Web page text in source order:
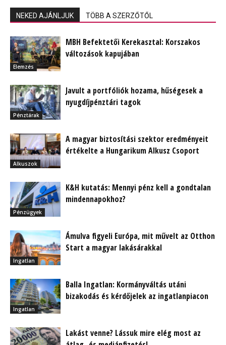
NEKED AJÁNLJUK TÖBB A SZERZŐTŐL
Elemzés
MBH Befektetői Kerekasztal: Korszakos
változások kapujában
Pénztárak
Javult a portfóliók hozama, hűségesek a
nyugdíjpénztári tagok
Alkuszok
A magyar biztosítási szektor eredményeit
értékelte a Hungarikum Alkusz Csoport
Pénzügyek
K&H kutatás: Mennyi pénz kell a gondtalan
mindennapokhoz?
Ingatlan
Ámulva figyeli Európa, mit művelt az Otthon
Start a magyar lakásárakkal
Ingatlan
Balla Ingatlan: Kormányváltás utáni
bizakodás és kérdőjelek az ingatlanpiacon
Lakást venne? Lássuk mire elég most az